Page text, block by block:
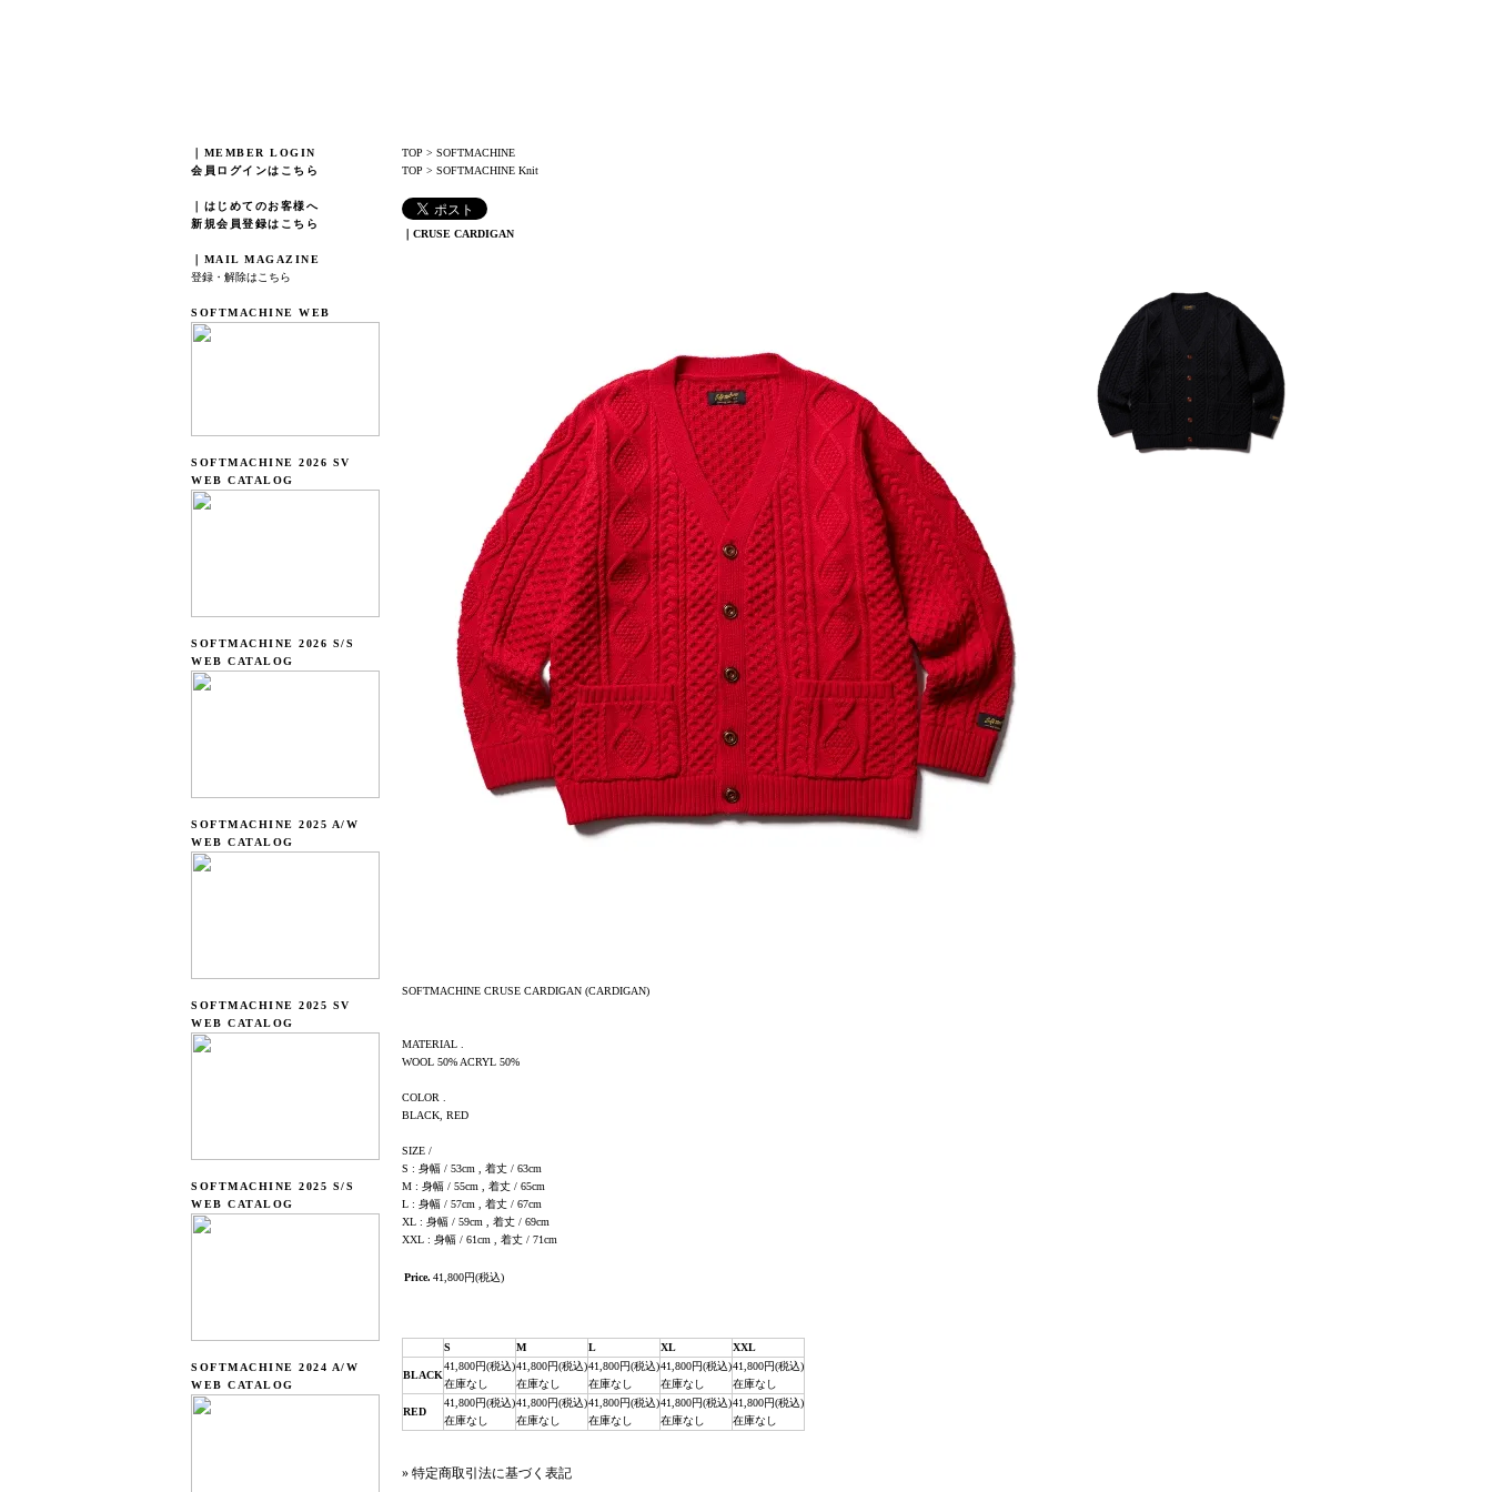
｜MEMBER LOGIN
会員ログインはこちら
｜はじめてのお客様へ
新規会員登録はこちら
｜MAIL MAGAZINE
登録・解除はこちら
SOFTMACHINE WEB
SOFTMACHINE 2026 SV
WEB CATALOG
SOFTMACHINE 2026 S/S
WEB CATALOG
SOFTMACHINE 2025 A/W
WEB CATALOG
SOFTMACHINE 2025 SV
WEB CATALOG
SOFTMACHINE 2025 S/S
WEB CATALOG
SOFTMACHINE 2024 A/W
WEB CATALOG
TOP > SOFTMACHINE
TOP > SOFTMACHINE Knit
｜CRUSE CARDIGAN
SOFTMACHINE CRUSE CARDIGAN (CARDIGAN)
MATERIAL .
WOOL 50% ACRYL 50%
COLOR .
BLACK, RED
SIZE /
S : 身幅 / 53cm , 着丈 / 63cm
M : 身幅 / 55cm , 着丈 / 65cm
L : 身幅 / 57cm , 着丈 / 67cm
XL : 身幅 / 59cm , 着丈 / 69cm
XXL : 身幅 / 61cm , 着丈 / 71cm
Price. 41,800円(税込)
S M L XL XXL
BLACK
41,800円(税込)
在庫なし
41,800円(税込)
在庫なし
41,800円(税込)
在庫なし
41,800円(税込)
在庫なし
41,800円(税込)
在庫なし
RED
41,800円(税込)
在庫なし
41,800円(税込)
在庫なし
41,800円(税込)
在庫なし
41,800円(税込)
在庫なし
41,800円(税込)
在庫なし
» 特定商取引法に基づく表記